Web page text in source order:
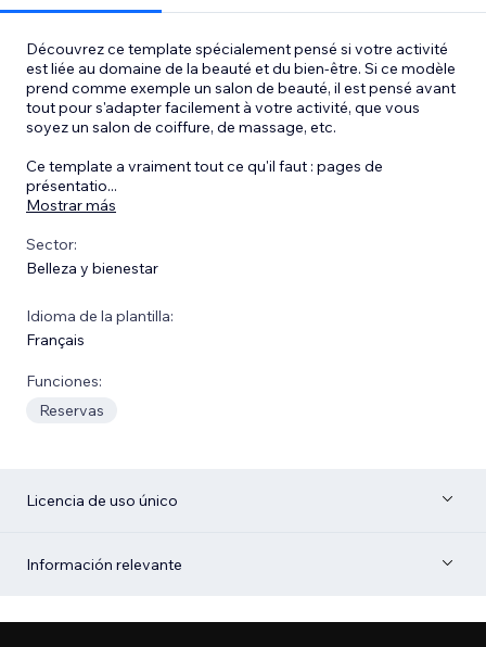
Découvrez ce template spécialement pensé si votre activité
est liée au domaine de la beauté et du bien-être. Si ce modèle
prend comme exemple un salon de beauté, il est pensé avant
tout pour s'adapter facilement à votre activité, que vous
soyez un salon de coiffure, de massage, etc.
Ce template a vraiment tout ce qu'il faut : pages de
présentatio...
Mostrar más
Sector:
Belleza y bienestar
Idioma de la plantilla:
Français
Funciones:
Reservas
Licencia de uso único
Información relevante